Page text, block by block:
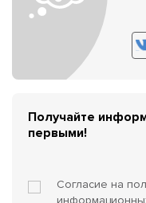
Получайте
первыми!
Согласие на